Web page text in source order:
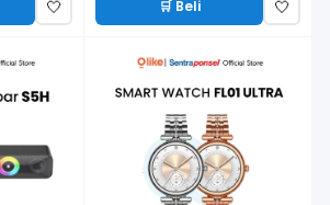
🤍 🛒 Beli 🤍